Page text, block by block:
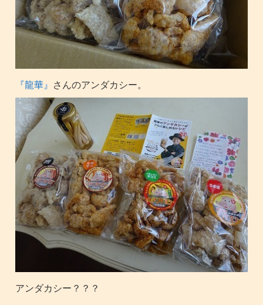
『龍華』 さんのアンダカシー。
アンダカシー？？？